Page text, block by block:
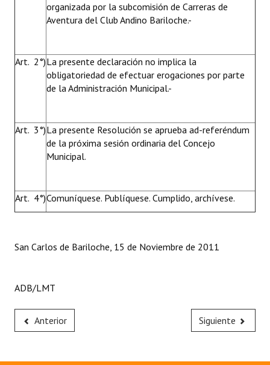
organizada por la subcomisión de Carreras de
Aventura del Club Andino Bariloche.-
Art. 2°)La presente declaración no implica la
obligatoriedad de efectuar erogaciones por parte
de la Administración Municipal.-
Art. 3°)La presente Resolución se aprueba ad-referéndum
de la próxima sesión ordinaria del Concejo
Municipal.
Art. 4°)Comuníquese. Publíquese. Cumplido, archívese.
San Carlos de Bariloche, 15 de Noviembre de 2011
ADB/LMT
Anterior Siguiente